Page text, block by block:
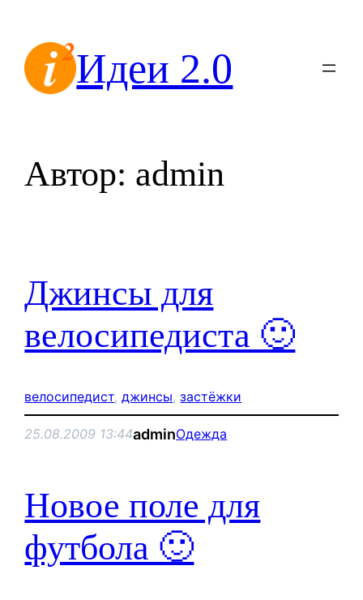
содержимомуИдеи 2.0
Автор: admin
Джинсы для
велосипедиста 🙂
велосипедист, джинсы, застёжки
25.08.2009 13:44adminОдежда
Новое поле для
футбола 🙂